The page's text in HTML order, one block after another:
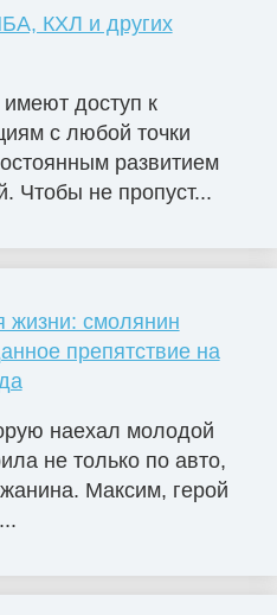
КХЛ и других
доступ к
с любой точки
развитием
Чтобы не пропуст...
жизни: смолянин
препятствие на
наехал молодой
не только по авто,
Максим, герой